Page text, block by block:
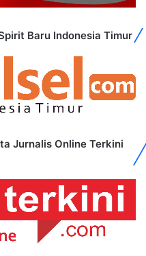
Baru Indonesia Timur
Jurnalis Online Terkini